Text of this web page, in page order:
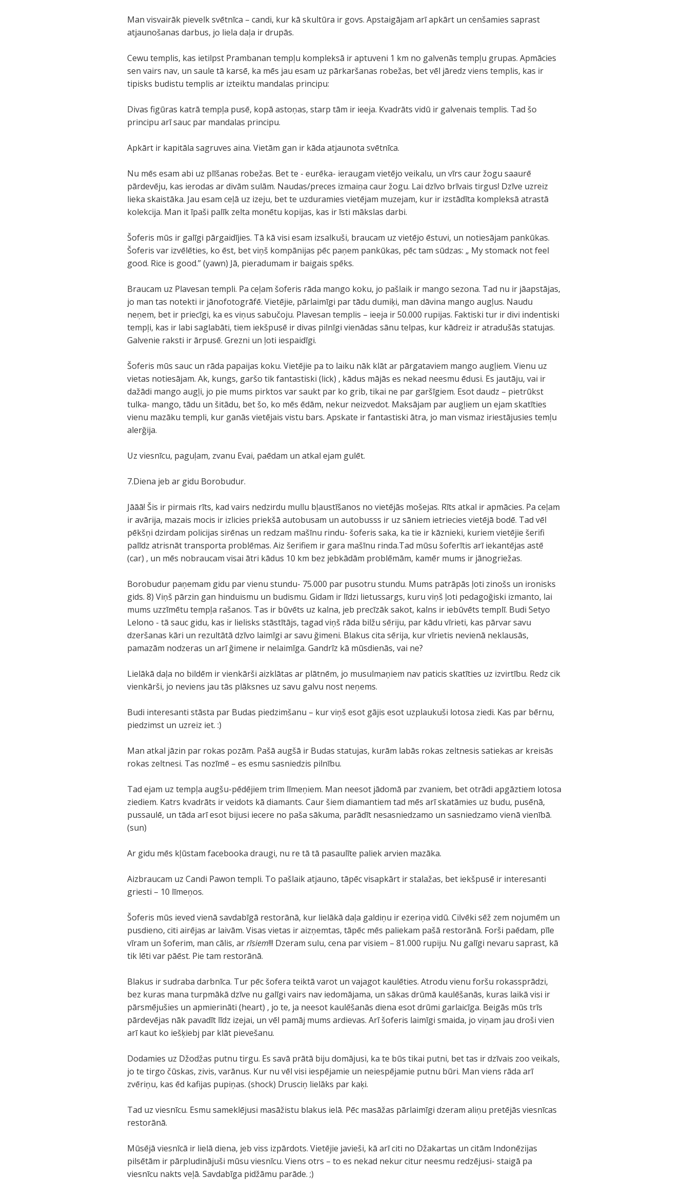
Man visvairāk pievelk svētnīca – candi, kur kā skultūra ir govs. Apstaigājam arī apkārt un cenšamies saprast
atjaunošanas darbus, jo liela daļa ir drupās.
Cewu templis, kas ietilpst Prambanan tempļu kompleksā ir aptuveni 1 km no galvenās tempļu grupas. Apmācies
sen vairs nav, un saule tā karsē, ka mēs jau esam uz pārkaršanas robežas, bet vēl jāredz viens templis, kas ir
tipisks budistu templis ar izteiktu mandalas principu:
Divas figūras katrā tempļa pusē, kopā astoņas, starp tām ir ieeja. Kvadrāts vidū ir galvenais templis. Tad šo
principu arī sauc par mandalas principu.
Apkārt ir kapitāla sagruves aina. Vietām gan ir kāda atjaunota svētnīca.
Nu mēs esam abi uz plīšanas robežas. Bet te - eurēka- ieraugam vietējo veikalu, un vīrs caur žogu saaurē
pārdevēju, kas ierodas ar divām sulām. Naudas/preces izmaiņa caur žogu. Lai dzīvo brīvais tirgus! Dzīve uzreiz
lieka skaistāka. Jau esam ceļā uz izeju, bet te uzduramies vietējam muzejam, kur ir izstādīta kompleksā atrastā
kolekcija. Man it īpaši palīk zelta monētu kopijas, kas ir īsti mākslas darbi.
Šoferis mūs ir galīgi pārgaidījies. Tā kā visi esam izsalkuši, braucam uz vietējo ēstuvi, un notiesājam pankūkas.
Šoferis var izvēlēties, ko ēst, bet viņš kompānijas pēc paņem pankūkas, pēc tam sūdzas: „ My stomack not feel
good. Rice is good.” (yawn) Jā, pieradumam ir baigais spēks.
Braucam uz Plavesan templi. Pa ceļam šoferis rāda mango koku, jo pašlaik ir mango sezona. Tad nu ir jāapstājas,
jo man tas notekti ir jānofotogrāfē. Vietējie, pārlaimīgi par tādu dumiķi, man dāvina mango augļus. Naudu
neņem, bet ir priecīgi, ka es viņus sabučoju. Plavesan templis – ieeja ir 50.000 rupijas. Faktiski tur ir divi indentiski
tempļi, kas ir labi saglabāti, tiem iekšpusē ir divas pilnīgi vienādas sānu telpas, kur kādreiz ir atradušās statujas.
Galvenie raksti ir ārpusē. Grezni un ļoti iespaidīgi.
Šoferis mūs sauc un rāda papaijas koku. Vietējie pa to laiku nāk klāt ar pārgataviem mango augļiem. Vienu uz
vietas notiesājam. Ak, kungs, garšo tik fantastiski (lick) , kādus mājās es nekad neesmu ēdusi. Es jautāju, vai ir
dažādi mango augļi, jo pie mums pirktos var saukt par ko grib, tikai ne par garšīgiem. Esot daudz – pietrūkst
tulka- mango, tādu un šitādu, bet šo, ko mēs ēdām, nekur neizvedot. Maksājam par augļiem un ejam skatīties
vienu mazāku templi, kur ganās vietējais vistu bars. Apskate ir fantastiski ātra, jo man vismaz iriestājusies temļu
alerğija.
Uz viesnīcu, paguļam, zvanu Evai, paēdam un atkal ejam gulēt.
7.Diena jeb ar gidu Borobudur.
Jāāā! Šis ir pirmais rīts, kad vairs nedzirdu mullu bļaustīšanos no vietējās mošejas. Rīts atkal ir apmācies. Pa ceļam
ir avārija, mazais mocis ir izlicies priekšā autobusam un autobusss ir uz sāniem ietriecies vietējā bodē. Tad vēl
pēkšņi dzirdam policijas sirēnas un redzam mašīnu rindu- šoferis saka, ka tie ir kāznieki, kuriem vietējie šerifi
palīdz atrisnāt transporta problēmas. Aiz šerifiem ir gara mašīnu rinda.Tad mūsu šoferītis arī iekantējas astē
(car) , un mēs nobraucam visai ātri kādus 10 km bez jebkādām problēmām, kamēr mums ir jānogriežas.
Borobudur paņemam gidu par vienu stundu- 75.000 par pusotru stundu. Mums patrāpās ļoti zinošs un ironisks
gids. 8) Viņš pārzin gan hinduismu un budismu. Gidam ir līdzi lietussargs, kuru viņš ļoti pedagoğiski izmanto, lai
mums uzzīmētu tempļa rašanos. Tas ir būvēts uz kalna, jeb precīzāk sakot, kalns ir iebūvēts templī. Budi Setyo
Lelono - tā sauc gidu, kas ir lielisks stāstītājs, tagad viņš rāda bilžu sēriju, par kādu vīrieti, kas pārvar savu
dzeršanas kāri un rezultātā dzīvo laimīgi ar savu ğimeni. Blakus cita sērija, kur vīrietis nevienā neklausās,
pamazām nodzeras un arī ğimene ir nelaimīga. Gandrīz kā mūsdienās, vai ne?
Lielākā daļa no bildēm ir vienkārši aizklātas ar plātnēm, jo musulmaņiem nav paticis skatīties uz izvirtību. Redz cik
vienkārši, jo neviens jau tās plāksnes uz savu galvu nost neņems.
Budi interesanti stāsta par Budas piedzimšanu – kur viņš esot gājis esot uzplaukuši lotosa ziedi. Kas par bērnu,
piedzimst un uzreiz iet. :)
Man atkal jāzin par rokas pozām. Pašā augšā ir Budas statujas, kurām labās rokas zeltnesis satiekas ar kreisās
rokas zeltnesi. Tas nozīmē – es esmu sasniedzis pilnību.
Tad ejam uz tempļa augšu-pēdējiem trim līmeņiem. Man neesot jādomā par zvaniem, bet otrādi apgāztiem lotosa
ziediem. Katrs kvadrāts ir veidots kā diamants. Caur šiem diamantiem tad mēs arī skatāmies uz budu, pusēnā,
pussaulē, un tāda arī esot bijusi iecere no paša sākuma, parādīt nesasniedzamo un sasniedzamo vienā vienībā.
(sun)
Ar gidu mēs kļūstam facebooka draugi, nu re tā tā pasaulīte paliek arvien mazāka.
Aizbraucam uz Candi Pawon templi. To pašlaik atjauno, tāpēc visapkārt ir stalažas, bet iekšpusē ir interesanti
griesti – 10 līmeņos.
Šoferis mūs ieved vienā savdabīgā restorānā, kur lielākā daļa galdiņu ir ezeriņa vidū. Cilvēki sēž zem nojumēm un
pusdieno, citi airējas ar laivām. Visas vietas ir aizņemtas, tāpēc mēs paliekam pašā restorānā. Forši paēdam, pīle
vīram un šoferim, man cālis, arrīsiem!!! Dzeram sulu, cena par visiem – 81.000 rupiju. Nu galīgi nevaru saprast, kā
tik lēti var pāēst. Pie tam restorānā.
Blakus ir sudraba darbnīca. Tur pēc šofera teiktā varot un vajagot kaulēties. Atrodu vienu foršu rokassprādzi,
bez kuras mana turpmākā dzīve nu galīgi vairs nav iedomājama, un sākas drūmā kaulēšanās, kuras laikā visi ir
pārsmējušies un apmierināti (heart) , jo te, ja neesot kaulēšanās diena esot drūmi garlaicīga. Beigās mūs trīs
pārdevējas nāk pavadīt līdz izejai, un vēl pamāj mums ardievas. Arī šoferis laimīgi smaida, jo viņam jau droši vien
arī kaut ko iešķiebj par klāt pievešanu.
Dodamies uz Džodžas putnu tirgu. Es savā prātā biju domājusi, ka te būs tikai putni, bet tas ir dzīvais zoo veikals,
jo te tirgo čūskas, zivis, varānus. Kur nu vēl visi iespējamie un neiespējamie putnu būri. Man viens rāda arī
zvēriņu, kas ēd kafijas pupiņas. (shock) Drusciņ lielāks par kaķi.
Tad uz viesnīcu. Esmu sameklējusi masāžistu blakus ielā. Pēc masāžas pārlaimīgi dzeram aliņu pretējās viesnīcas
restorānā.
Mūsējā viesnīcā ir lielā diena, jeb viss izpārdots. Vietējie javieši, kā arī citi no Džakartas un citām Indonēzijas
pilsētām ir pārpludinājuši mūsu viesnīcu. Viens otrs – to es nekad nekur citur neesmu redzējusi- staigā pa
viesnīcu nakts veļā. Savdabīga pidžāmu parāde. ;)